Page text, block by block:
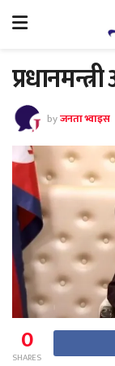
byजनता भ्वाइस
0
SHARES